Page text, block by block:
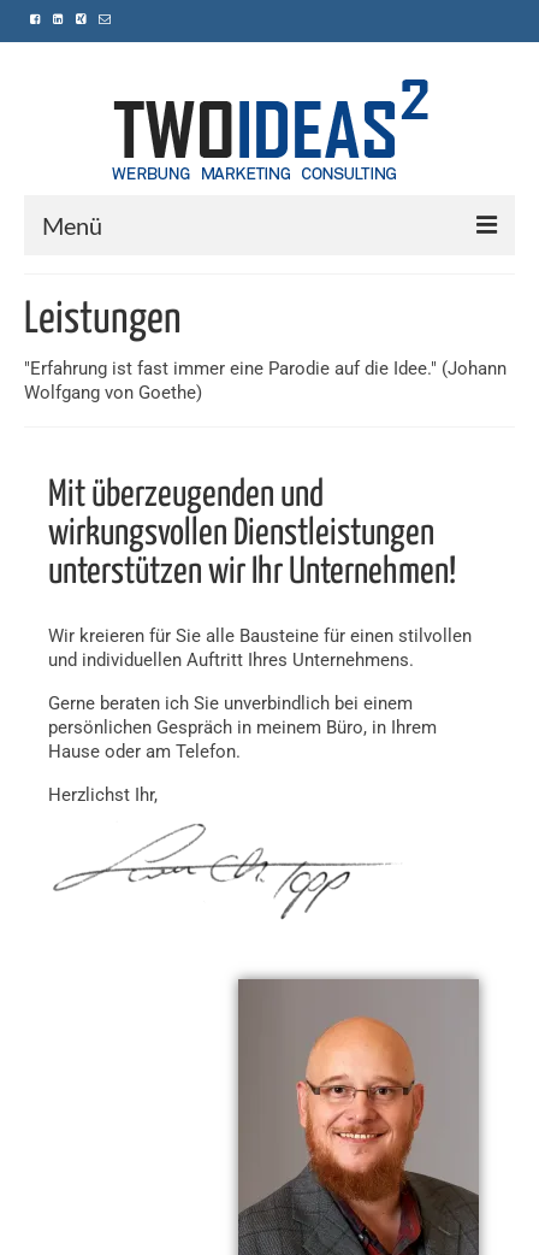
Menü
Leistungen
Referenzen
Leistungen
"Erfahrung ist fast immer eine Parodie auf die Idee." (Johann
Wolfgang von Goethe)
Mit überzeugenden und
wirkungsvollen Dienstleistungen
unterstützen wir Ihr Unternehmen!
Wir kreieren für Sie alle Bausteine für einen stilvollen
und individuellen Auftritt Ihres Unternehmens.
Gerne beraten ich Sie unverbindlich bei einem
persönlichen Gespräch in meinem Büro, in Ihrem
Hause oder am Telefon.
Herzlichst Ihr,